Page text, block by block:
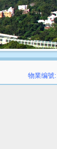
物業编號: